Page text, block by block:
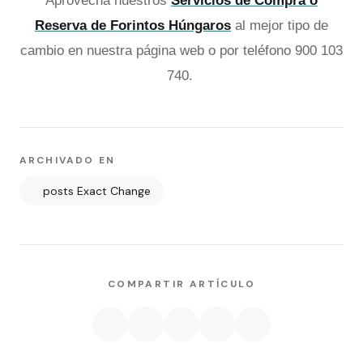
Reserva de Forintos Húngaros al mejor tipo de
cambio en nuestra página web o por teléfono 900 103
740.
ARCHIVADO EN
posts Exact Change
COMPARTIR ARTÍCULO